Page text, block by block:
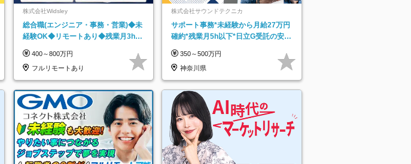
株式会社Widsley
総合職(エンジニア・事務・営業)◆未
経験OK◆リモートあり◆残業月3h◆
400～800万円
フルリモートあり
株式会社サウンドテクニカ
サポート事務*未経験から月給27万円
確約*残業月5h以下*日立G受託の安定
350～500万円
神奈川県